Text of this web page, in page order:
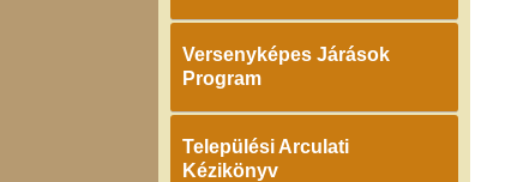
Versenyképes Járások
Program
Települési Arculati
Kézikönyv